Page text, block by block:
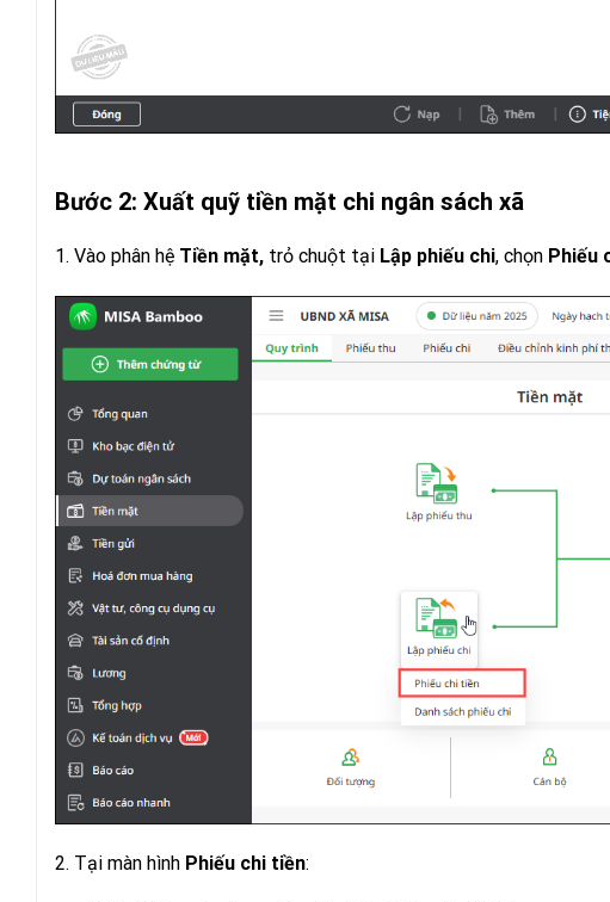
Bước 2: Xuất quỹ tiền mặt chi ngân sách xã
1. Vào phân hệ Tiền mặt, trỏ chuột tại Lập phiếu chi, chọn Phiếu
2. Tại màn hình Phiếu chi tiền: